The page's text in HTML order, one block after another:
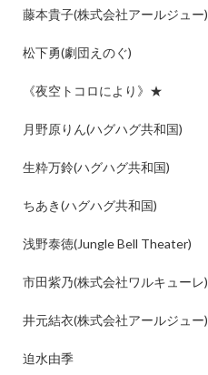
藤本貴子(株式会社アールジュー)
松下勇(劇団えのぐ)
《夜空トコロにより》 ★
月野原りん(ハグハグ共和国)
生粋万鈴(ハグハグ共和国)
ちあき(ハグハグ共和国)
浅野泰徳(Jungle Bell Theater)
市田紫乃(株式会社ワルキューレ)
井元結衣(株式会社アールジュー)
迫水由季